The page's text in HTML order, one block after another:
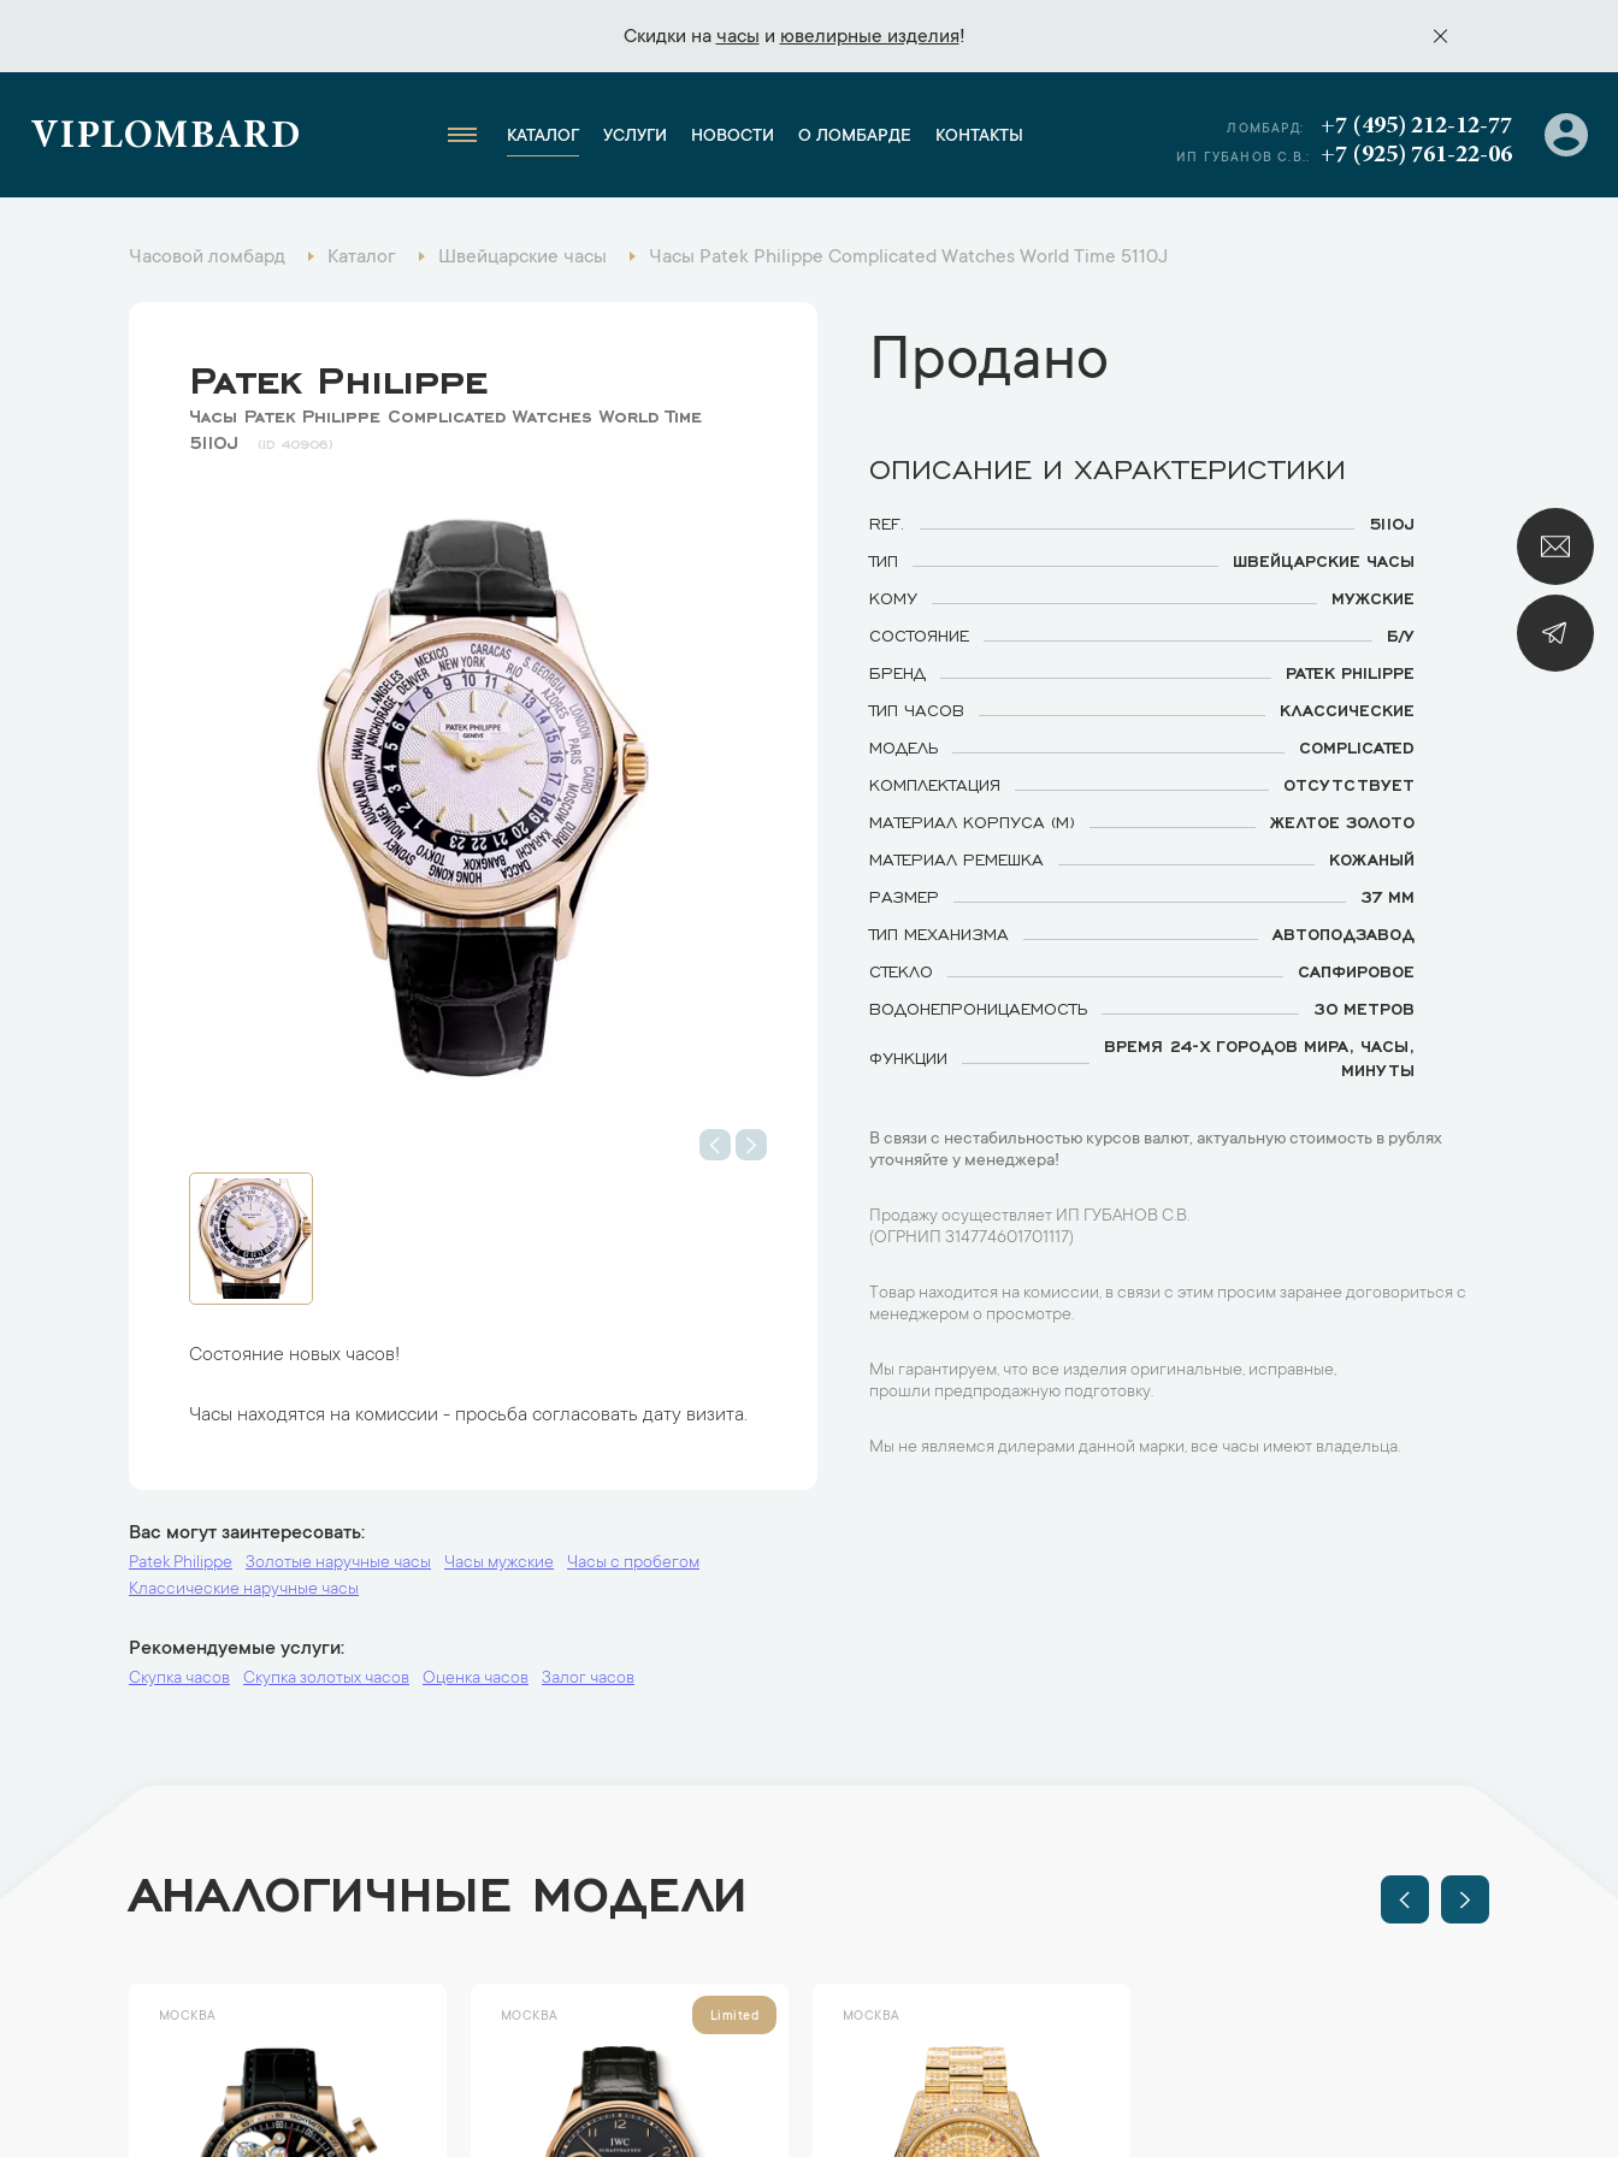
Скидки на часы и ювелирные изделия!
Скидки на часы и ювелирные изделия!
VIPLOMBARD КАТАЛОГ УСЛУГИ НОВОСТИ О ЛОМБАРДЕ КОНТАКТЫ ЛОМБАРД: +7 (495) 212-12-77
ИП ГУБАНОВ С.В.: +7 (925) 761-22-06
Часовой ломбард Каталог Швейцарские часы Часы Patek Philippe Complicated Watches World Time 5110J
Patek Philippe
Часы Patek Philippe Complicated Watches World Time
5110J
40906
Состояние новых часов!
Часы находятся на комиссии - просьба согласовать дату визита.
Вас могут заинтересовать
Patek Philippe Золотые наручные часы Часы мужские
Часы с пробегом
Классические наручные часы
Рекомендуемые услуги
Скупка часов Скупка золотых часов Оценка часов Залог часов
Продано
ОПИСАНИЕ И ХАРАКТЕРИСТИКИ
REF.
5110J
ТИП
ШВЕЙЦАРСКИЕ ЧАСЫ
КОМУ
МУЖСКИЕ
СОСТОЯНИЕ
Б/У
БРЕНД
PATEK PHILIPPE
ТИП ЧАСОВ
КЛАССИЧЕСКИЕ
МОДЕЛЬ
COMPLICATED
КОМПЛЕКТАЦИЯ
ОТСУТСТВУЕТ
МАТЕРИАЛ КОРПУСА (М)
ЖЕЛТОЕ ЗОЛОТО
МАТЕРИАЛ РЕМЕШКА
КОЖАНЫЙ
РАЗМЕР
37 ММ
ТИП МЕХАНИЗМА
АВТОПОДЗАВОД
СТЕКЛО
САПФИРОВОЕ
ВОДОНЕПРОНИЦАЕМОСТЬ
30 МЕТРОВ
ФУНКЦИИ
ВРЕМЯ 24-Х ГОРОДОВ МИРА, ЧАСЫ,
МИНУТЫ
В связи с нестабильностью курсов валют, актуальную стоимость в рублях
уточняйте у менеджера!
Продажу осуществляет ИП ГУБАНОВ С.В.
(ОГРНИП 314774601701117)
Товар находится на комиссии, в связи с этим просим заранее договориться с
менеджером о просмотре.
Мы гарантируем, что все изделия оригинальные, исправные,
прошли предпродажную подготовку.
Мы не являемся дилерами данной марки, все часы имеют владельца.
АНАЛОГИЧНЫЕ МОДЕЛИ
МОСКВА МОСКВА Limited МОСКВА